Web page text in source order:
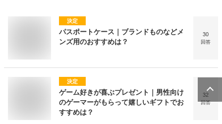
決定
パスポートケース｜ブランドものなどメ
ンズ用のおすすめは？
30
回答
決定
ゲーム好きが喜ぶプレゼント｜男性向け
のゲーマーがもらって嬉しいギフトでお
すすめは？
32
回答